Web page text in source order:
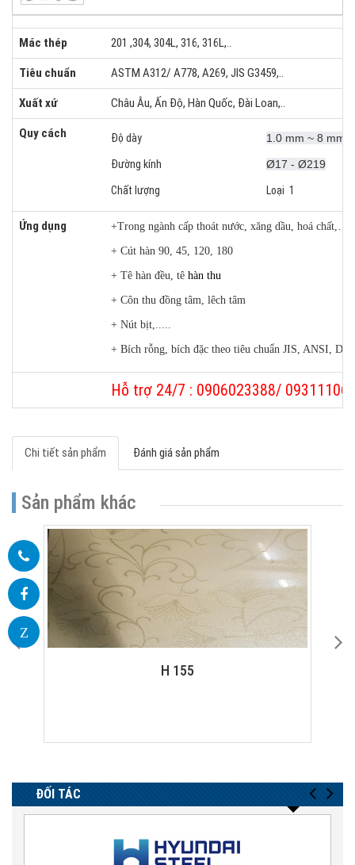
Mác thép 201 ,304, 304L, 316, 316L,..
Tiêu chuẩn ASTM A312/ A778, A269, JIS G3459,..
Xuất xứ Châu Âu, Ấn Độ, Hàn Quốc, Đài Loan,..
Quy cách Độ dày 1.0 mm ~ 8 mm
Đường kính Ø17 - Ø219
Chất lượng Loại 1
Ứng dụng +Trong ngành cấp thoát n­ước, xăng dầu, hoá chất,…
+ Cút hàn 90, 45, 120, 180
+ Tê hàn đều, tê hàn thu
+ Côn thu đồng tâm, lêch tâm
+ Nút bịt,.....
+ Bích rỗng, bích đặc theo tiêu chuẩn JIS, ANSI,
Hỗ trợ 24/7 : 0906023388/
Chi tiết sản phẩm Đánh giá sản phẩm
Sản phẩm khác
ET 01 MIRROR CABIN - DOOR
ĐỐI TÁC
Z